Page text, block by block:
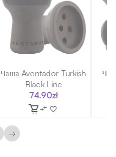
Чаша Aventador Turkish
Black Line
74.90zł
→